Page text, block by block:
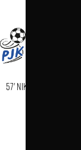
57' Niko Kurppa